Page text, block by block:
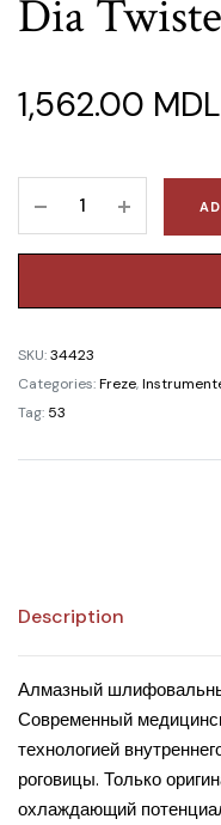
Dia
1,562.00 MDL
Twister
dt
/
quantity
SKU:34423
Categories:Freze,
Tag: 53
Description
Алмазный
Современный
технологией
роговицы. Только
охлаждающий